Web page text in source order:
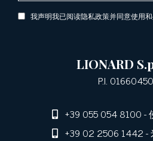
我声明我已阅读隐私政策并同意使用
LIONARD
P.I.
+39 055 054 8100-
+39 02 2506 1442-